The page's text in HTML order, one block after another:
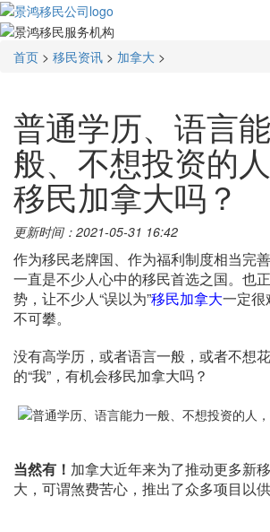
首页 > 移民资讯 > 加拿大 >
普通学历、语言
般、不想投资的
移民加拿大吗？
更新时间：2021-05-31 16:42
作为移民老牌国、作为福利制度相当
一直是不少人心中的移民首选之国。也
势，让不少人“误以为”移民加拿大一定很
不可攀。
没有高学历，或者语言一般，或者不想
的“我”，有机会移民加拿大吗？
当然有！ 加拿大近年来为了推动更多新
大，可谓煞费苦心，推出了众多项目以供